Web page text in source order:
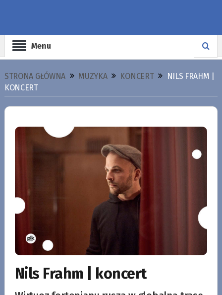
Menu
STRONA GŁÓWNA MUZYKA KONCERT
NILS FRAHM |
KONCERT
Nils Frahm | koncert